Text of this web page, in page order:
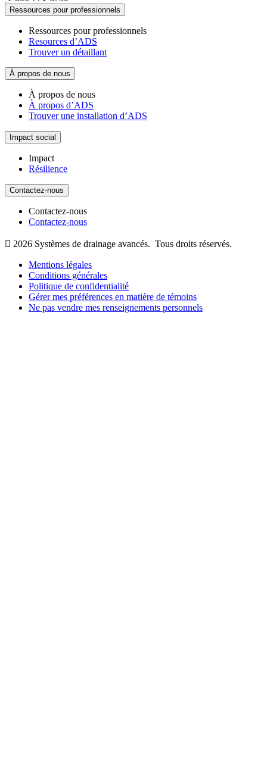
Ressources pour professionnels
Ressources pour professionnels
Resources d’ADS
Trouver un détaillant
À propos de nous
À propos de nous
À propos d’ADS
Trouver une installation d’ADS
Impact social
Impact
Résilience
Contactez-nous
Contactez-nous
Contactez-nous
 2026 Systèmes de drainage avancés. Tous droits réservés.
Mentions légales
Conditions générales
Politique de confidentialité
Gérer mes préférences en matière de témoins
Ne pas vendre mes renseignements personnels